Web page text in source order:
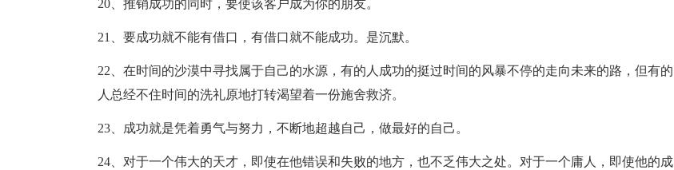
20、推销成功的同时，要使该客户成为你的朋友。
21、要成功就不能有借口，有借口就不能成功。是沉默。
22、在时间的沙漠中寻找属于自己的水源，有的人成功的挺过时间的风暴不停的走向未来的路，但有的
人总经不住时间的洗礼原地打转渴望着一份施舍救济。
23、成功就是凭着勇气与努力，不断地超越自己，做最好的自己。
24、对于一个伟大的天才，即使在他错误和失败的地方，也不乏伟大之处。对于一个庸人，即使他的成